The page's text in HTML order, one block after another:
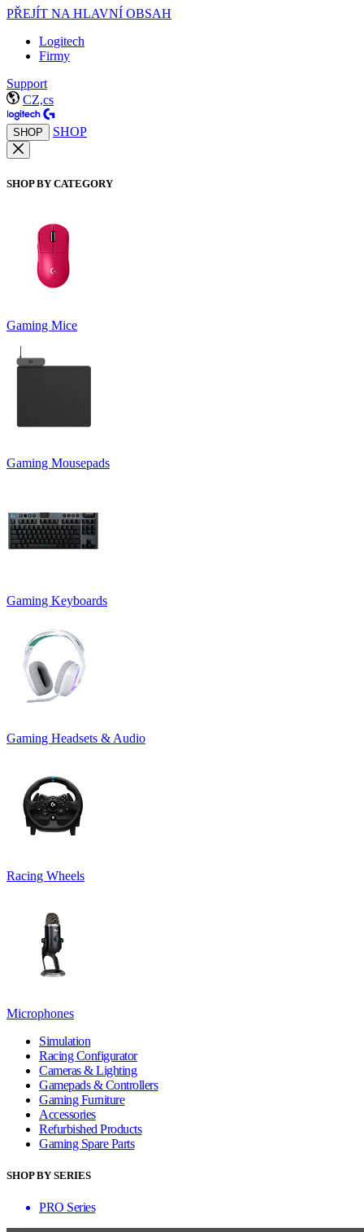
PŘEJÍT NA HLAVNÍ OBSAH
Logitech
Firmy
Support
CZ,cs
SHOP SHOP
SHOP BY CATEGORY
Gaming Mice
Gaming Mousepads
Gaming Keyboards
Gaming Headsets & Audio
Racing Wheels
Microphones
Simulation
Racing Configurator
Cameras & Lighting
Gamepads & Controllers
Gaming Furniture
Accessories
Refurbished Products
Gaming Spare Parts
SHOP BY SERIES
PRO Series